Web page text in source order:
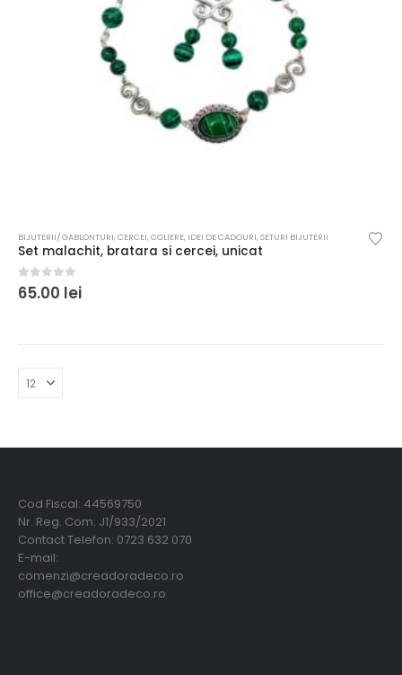
BIJUTERII/ GABLONTURI,CERCEI,COLIERE, IDEI DE CADOURI,SETURI BIJUTERII
Set malachit, bratara si cercei, unicat
0out of 5
65.00 lei
Cod Fiscal: 44569750
Nr. Reg. Com: J1/933/2021
Contact Telefon: 0723 632 070
E-mail:
comenzi@creadoradeco.ro
office@creadoradeco.ro